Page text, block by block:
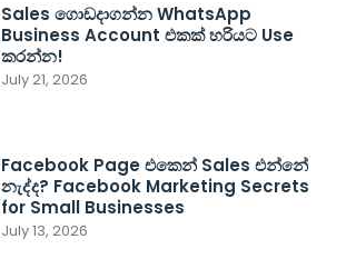
Sales ගොඩදාගන්න WhatsApp
Business Account එකක් හරියට Use
කරන්න!
July 21, 2026
Facebook Page එකෙන් Sales එන්නේ
නැද්ද? Facebook Marketing Secrets
for Small Businesses
July 13, 2026